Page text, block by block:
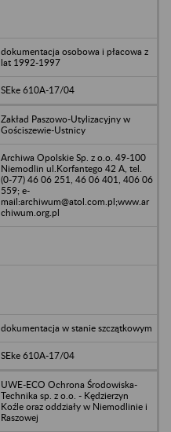
dokumentacja osobowa i płacowa z
lat 1992-1997
SEke 610A-17/04
Zakład Paszowo-Utylizacyjny w
Gościszewie-Ustnicy
Archiwa Opolskie Sp. z o.o. 49-100
Niemodlin ul.Korfantego 42 A, tel.
(0-77) 46 06 251, 46 06 401, 406 06
559; e-
mail:archiwum@atol.com.pl;www.ar
chiwum.org.pl
dokumentacja w stanie szczątkowym
SEke 610A-17/04
UWE-ECO Ochrona Środowiska-
Technika sp. z o.o. - Kędzierzyn
Koźle oraz oddziały w Niemodlinie i
Raszowej